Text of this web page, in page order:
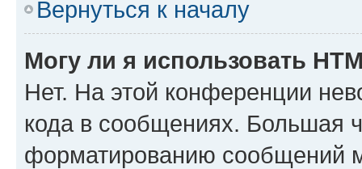
Вернуться к началу
Могу ли я использовать
Нет. На этой конференции
кода в сообщениях. Большая
форматированию сообщений